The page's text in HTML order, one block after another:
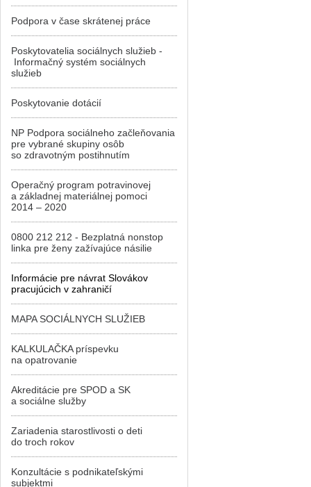
Podpora v čase skrátenej práce
Poskytovatelia sociálnych služieb -
Informačný systém sociálnych
služieb
Poskytovanie dotácií
NP Podpora sociálneho začleňovania
pre vybrané skupiny osôb
so zdravotným postihnutím
Operačný program potravinovej
a základnej materiálnej pomoci
2014 – 2020
0800 212 212 - Bezplatná nonstop
linka pre ženy zažívajúce násilie
Informácie pre návrat Slovákov
pracujúcich v zahraničí
MAPA SOCIÁLNYCH SLUŽIEB
KALKULAČKA príspevku
na opatrovanie
Akreditácie pre SPOD a SK
a sociálne služby
Zariadenia starostlivosti o deti
do troch rokov
Konzultácie s podnikateľskými
subjektmi